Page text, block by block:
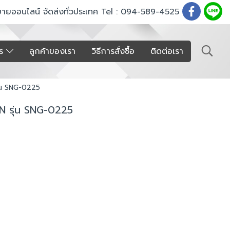
ยออนไลน์ จัดส่งทั่วประเทศ Tel : 094-589-4525
ลูกค้าของเรา วิธีการสั่งซื้อ ติดต่อเรา
SNG-0225
รุ่น SNG-0225